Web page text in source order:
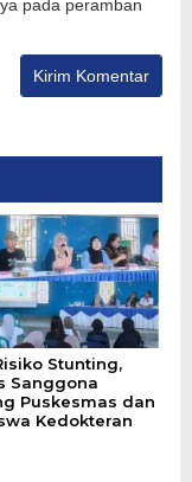
pada peramban
Stunting,
Sanggona
Puskesmas dan
Kedokteran